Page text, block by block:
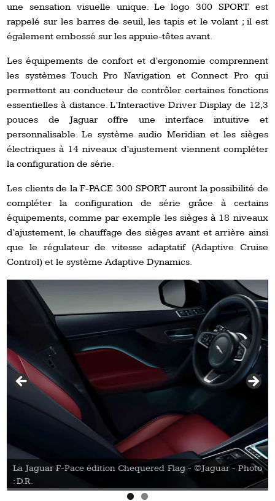
une sensation visuelle unique. Le logo 300 SPORT est
rappelé sur les barres de seuil, les tapis et le volant ; il est
également embossé sur les appuie-têtes avant.
Les équipements de confort et d’ergonomie comprennent
les systèmes Touch Pro Navigation et Connect Pro qui
permettent au conducteur de contrôler certaines fonctions
essentielles à distance. L’Interactive Driver Display de 12,3
pouces de Jaguar offre une interface intuitive et
personnalisable. Le système audio Meridian et les sièges
électriques à 14 niveaux d’ajustement viennent compléter
la configuration de série.
Les clients de la F-PACE 300 SPORT auront la possibilité de
compléter la configuration de série grâce à certains
équipements, comme par exemple les sièges à 18 niveaux
d’ajustement, le chauffage des sièges avant et arrière ainsi
que le régulateur de vitesse adaptatif (Adaptive Cruise
Control) et le système Adaptive Dynamics.
La Jaguar F-Pace édition Chequered Flag - ©Jaguar - Photo
: D.R.